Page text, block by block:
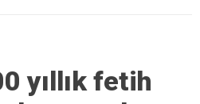
yıllık fetih